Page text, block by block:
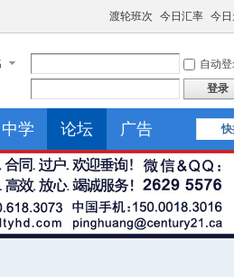
渡轮班次 今日汇率 今
自动
登录
快
中学 论坛 广告